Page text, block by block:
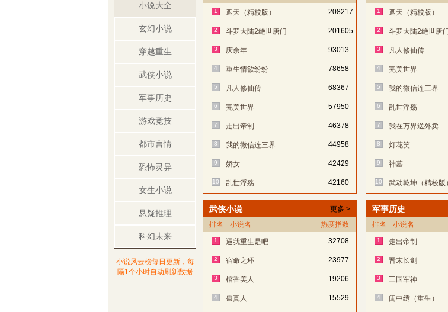
小说大全
玄幻小说
穿越重生
武侠小说
军事历史
游戏竞技
都市言情
恐怖灵异
女生小说
悬疑推理
科幻未来
小说风云榜每日更新，每
隔1个小时自动刷新数据
1 遮天（精校版） 208217
2 斗罗大陆2绝世唐门 201605
3 庆余年 93013
4 重生情欲纷纷 78658
5 凡人修仙传 68367
6 完美世界 57950
7 走出帝制 46378
8 我的微信连三界 44958
9 娇女 42429
10 乱世浮殇 42160
1 遮天（精校版）
2 斗罗大陆2绝世唐
3 凡人修仙传
4 完美世界
5 我的微信连三界
6 乱世浮殇
7 我在万界送外卖
8 灯花笑
9 神墓
10 武动乾坤（精校版）
武侠小说
更多 >
排名
小说名 热度指数
1 逼我重生是吧 32708
2 宿命之环 23977
3 棺香美人 19206
4 蛊真人 15529
军事历史
排名
小说名
1 走出帝制
2 晋末长剑
3 三国军神
4 闺中绣（重生）